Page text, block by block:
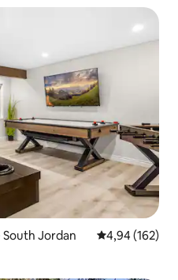
hostů
Jordan Průměrné
4,94 (162)